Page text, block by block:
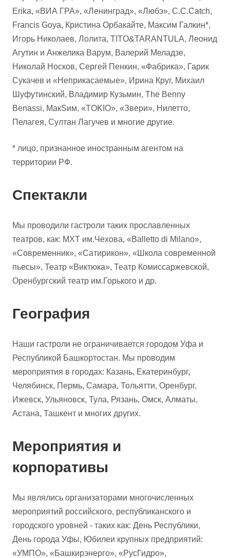
Erika, «ВИА ГРА», «Ленинград», «Любэ», C.C.Catch,
Francis Goya, Кристина Орбакайте, Максим Галкин*,
Игорь Николаев, Лолита, TITO&TARANTULA, Леонид
Агутин и Анжелика Варум, Валерий Меладзе,
Николай Носков, Сергей Пенкин, «Фабрика», Гарик
Сукачев и «Неприкасаемые», Ирина Круг, Михаил
Шуфутинский, Владимир Кузьмин, The Benny
Benassi, МакSим, «TOKIO», «Звери», Нилетто,
Пелагея, Султан Лагучев и многие другие.
* лицо, признанное иностранным агентом на
территории РФ.
Спектакли
Мы проводили гастроли таких прославленных
театров, как: МХТ им.Чехова, «Balletto di Milano»,
«Современник», «Сатирикон», «Школа современной
пьесы», Театр «Виктюка», Театр Комиссаржевской,
Оренбургский театр им.Горького и др.
География
Наши гастроли не ограничивается городом Уфа и
Республикой Башкортостан. Мы проводим
мероприятия в городах: Казань, Екатеринбург,
Челябинск, Пермь, Самара, Тольятти, Оренбург,
Ижевск, Ульяновск, Тула, Рязань, Омск, Алматы,
Астана, Ташкент и многих других.
Мероприятия и
корпоративы
Мы являлись организаторами многочисленных
мероприятий российского, республиканского и
городского уровней - таких как: День Республики,
День города Уфы, Юбилеи крупных предприятий:
«УМПО», «Башкирэнерго», «РусГидро»,